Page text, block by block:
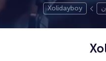
Xolidayboy